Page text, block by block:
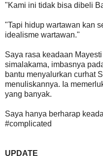
"Kami ini tidak bisa dibeli
"Tapi hidup wartawan kan
idealisme wartawan."
Saya rasa keadaan
simalakama, imbasnya
bantu menyalurkan curhat
menuliskannya. Ia
yang banyak.
Saya hanya berharap
#complicated
UPDATE